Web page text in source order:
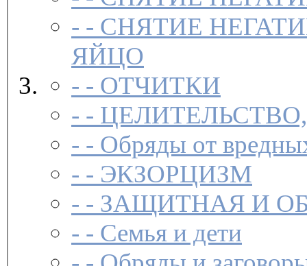
- - СНЯТИЕ
ЯЙЦО
- - ОТЧИТКИ
- -
- - Обряды от
- - ЭКЗОРЦИЗМ
- - ЗАЩИТНАЯ И
- - Семья и дети